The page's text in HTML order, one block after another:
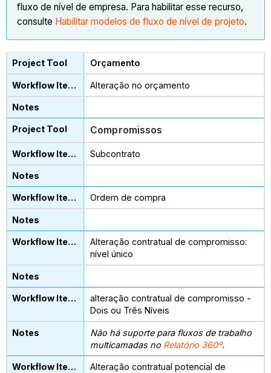
fluxo de nível de empresa. Para habilitar esse recurso,
consulte Habilitar modelos de fluxo de nível de projeto.
Orçamento
Alteração no orçamento
Compromissos
Subcontrato
Ordem de compra
Alteração contratual de compromisso:
nível único
alteração contratual de compromisso -
Dois ou Três Níveis
Não há suporte para fluxos de trabalho
multicamadas no Relatório 360º.
Alteração contratual potencial de